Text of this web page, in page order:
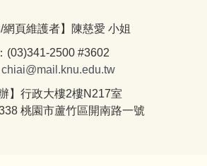
/網頁維護者】陳慈愛 小姐
(03)341-2500 #3602
chiai@mail.knu.edu.tw
辦】行政大樓2樓N217室
338 桃園市蘆竹區開南路一號